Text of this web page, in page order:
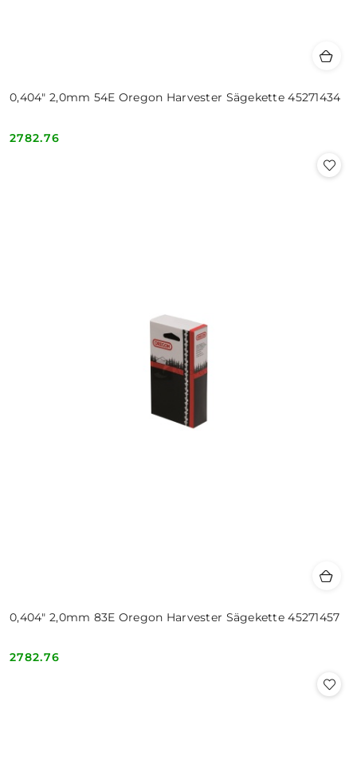
0,404" 2,0mm 54E Oregon Harvester Sägekette 45271434
Cena:
2782.76
0,404" 2,0mm 83E Oregon Harvester Sägekette 45271457
Cena:
2782.76